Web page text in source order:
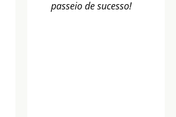
passeio de sucesso!